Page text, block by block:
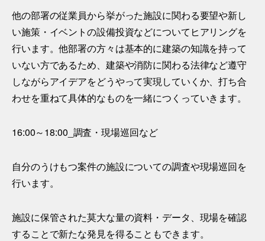
他の部署の従業員から挙がった施設に関わる要望や新し
い施策・イベントの設備投資などについてヒアリングを
行います。他部署の方々は基本的に建築の知識を持って
いない方であるため、建築や消防に関わる法律など遵守
しながらアイデアをどうやって実現していくか、打ち合
わせを重ねて具体的なものを一緒につくっていきます。
16:00～18:00_調査・現場巡回など
自分のうけもつ案件の施設についての調査や現場巡回を
行います。
施設に保管された莫大な量の資料・データ、現場を確認
することで新たな発見を得ることもできます。